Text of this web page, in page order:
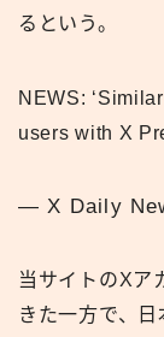
るという。
NEWS:
users with X
— X Daily
当サイトのXア
きた一方で、日